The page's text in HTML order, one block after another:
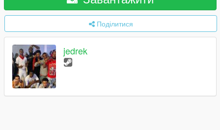
Поділитися
jedrek